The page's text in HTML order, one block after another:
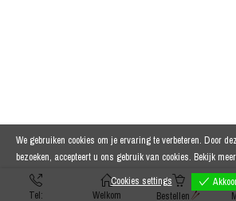
Tel: Welkom Bestellen
We gebruiken cookies om je ervaring te verbeteren. Door
bezoeken, accepteert u ons gebruik van cookies. Bekijk
Cookies settings